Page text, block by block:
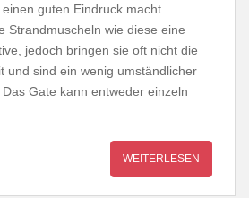
guten Eindruck macht.
Strandmuscheln wie diese eine
jedoch bringen sie oft nicht die
und sind ein wenig umständlicher
Gate kann entweder einzeln
WEITERLESEN